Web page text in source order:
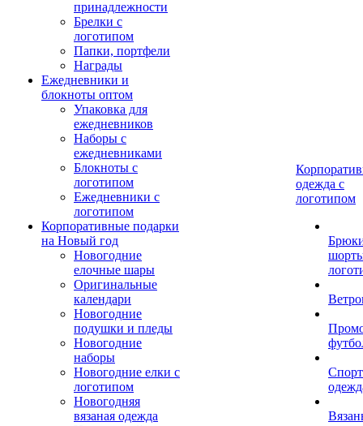
принадлежности
Брелки с
логотипом
Папки, портфели
Награды
Ежедневники и
блокноты оптом
Упаковка для
ежедневников
Наборы с
ежедневниками
Блокноты с
логотипом
Ежедневники с
логотипом
Корпоративные подарки
на Новый год
Новогодние
елочные шары
Оригинальные
календари
Новогодние
подушки и пледы
Новогодние
наборы
Новогодние елки с
логотипом
Новогодняя
вязаная одежда
одежда с
логотипом